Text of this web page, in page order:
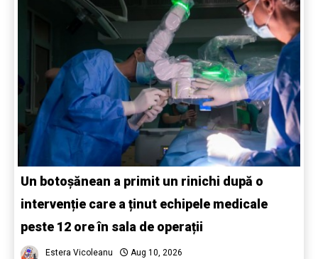
Un botoșănean a primit un rinichi după o
intervenție care a ținut echipele medicale
peste 12 ore în sala de operații
Estera Vicoleanu Aug 10, 2026